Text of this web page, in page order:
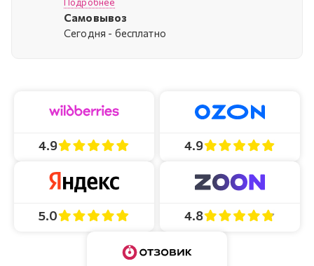
Самовывоз
Cегодня - бесплатно
4.9 4.9
5.0 4.8